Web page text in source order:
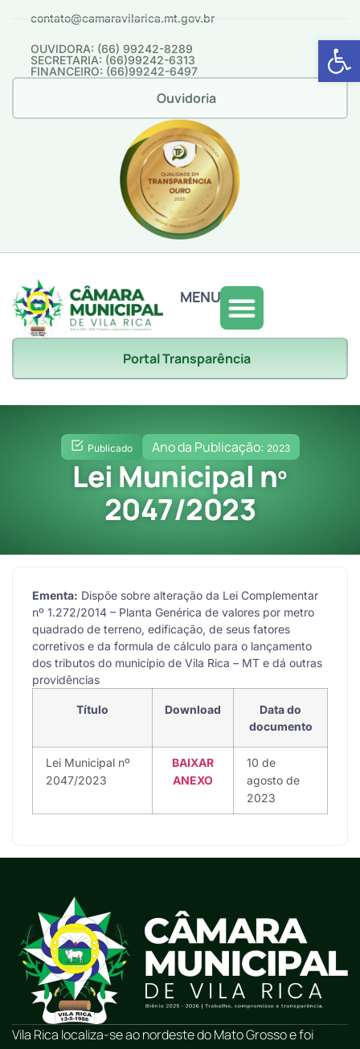
Abrir
contato@camaravilarica.mt.gov.br
OUVIDORA: (66) 99242-8289
SECRETARIA: (66)99242-6313
FINANCEIRO: (66)99242-6497
Ouvidoria
MENU
Portal Transparência
Publicado Ano da Publicação: 2023
Lei Municipal nº
2047/2023
Ementa: Dispõe sobre alteração da Lei Complementar
nº 1.272/2014 – Planta Genérica de valores por metro
quadrado de terreno, edificação, de seus fatores
corretivos e da formula de cálculo para o lançamento
dos tributos do município de Vila Rica – MT e dá outras
providências
Título Download
Data do
documento
Lei Municipal nº
2047/2023
BAIXAR
ANEXO
10 de
agosto de
2023
Vila Rica localiza-se ao nordeste do Mato Grosso e foi